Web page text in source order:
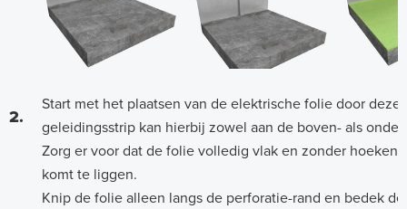
2.
Start met het plaatsen van de elektrische folie door
geleidingsstrip kan hierbij zowel aan de boven- als
Zorg er voor dat de folie volledig vlak en zonder hoeken
komt te liggen.
Knip de folie alleen langs de perforatie-rand en bedek